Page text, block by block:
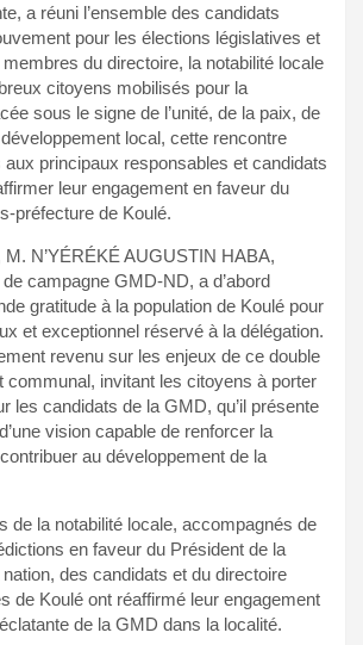
a réuni l’ensemble des candidats
pour les élections législatives et
du directoire, la notabilité locale
citoyens mobilisés pour la
sous le signe de l’unité, de la paix, de
local, cette rencontre
aux principaux responsables et candidats
leur engagement en faveur du
préfecture de Koulé.
M. N’YÉRÉKÉ AUGUSTIN HABA,
campagne GMD-ND, a d’abord
gratitude à la population de Koulé pour
et exceptionnel réservé à la délégation.
revenu sur les enjeux de ce double
communal, invitant les citoyens à porter
les candidats de la GMD, qu’il présente
vision capable de renforcer la
au développement de la
de la notabilité locale, accompagnés de
en faveur du Président de la
des candidats et du directoire
de Koulé ont réaffirmé leur engagement
de la GMD dans la localité.